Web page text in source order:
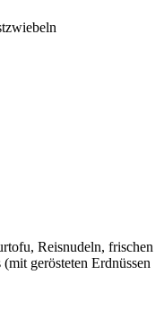
Reisnudeln, frischen
gerösteten Erdnüssen